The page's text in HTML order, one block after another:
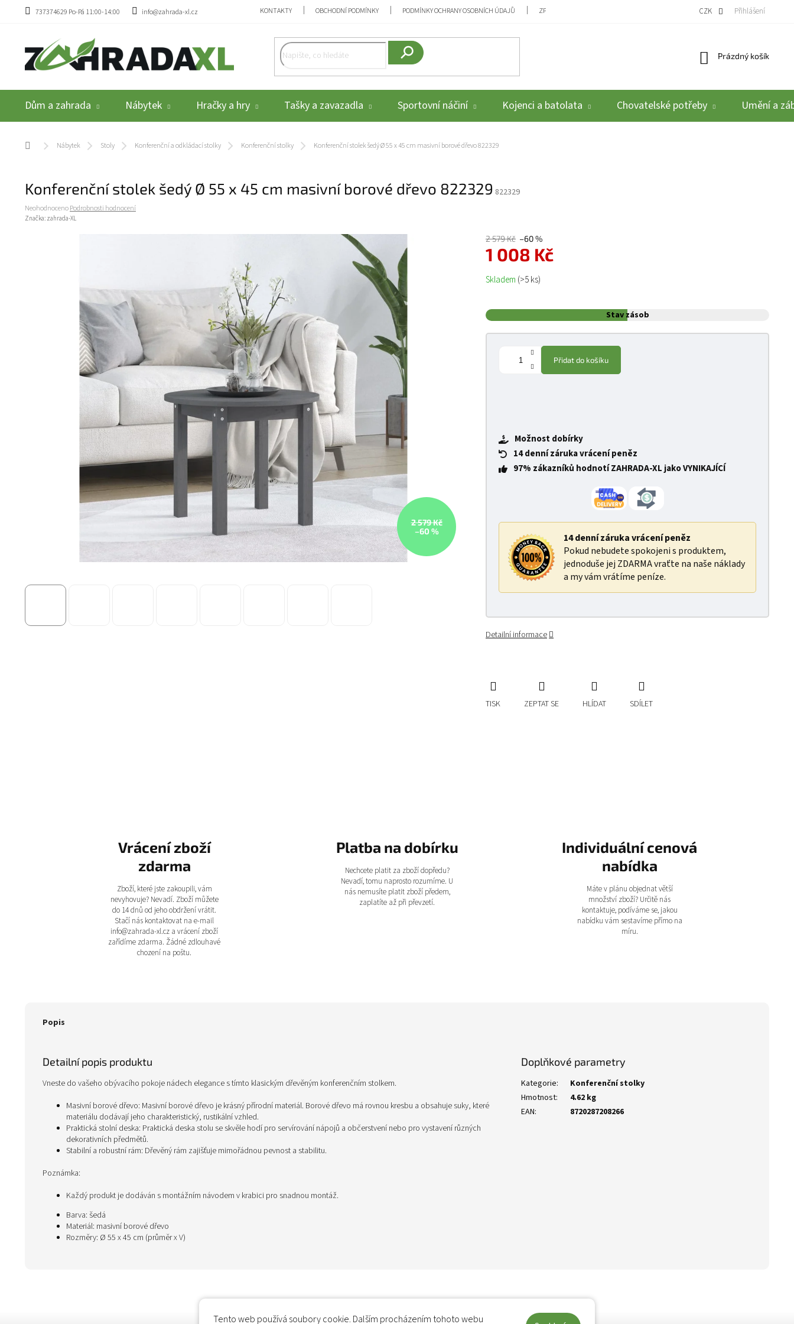
Tento web používá soubory cookie. Dalším procházením tohoto webu
Přejít na obsah
737374629 Po-Pá 11:00-14:00 info@zahrada-xl.cz KONTAKTY OBCHODNÍ PODMÍNKY PODMÍNKY OCHRANY OSOBNÍCH ÚDAJŮ ZPĚTNÝ ODBĚR VYSLOUŽILÝCH ELEKTROZAŘÍZENÍ / BATERIÍ REKLAMACE A
CZK Přihlášení
Nákupní košík
Prázdný košík
Dům a zahrada Nábytek Hračky a hry Tašky a zavazadla Sportovní náčiní Kojenci a batolata Chovatelské potřeby Umění a
Domů Nábytek Stoly Konferenční a odkládací stolky Konferenční stolky Konferenční stolek šedý Ø 55 x 45 cm masivní borové dřevo 822329
Konferenční stolek šedý Ø 55 x 45 cm masivní borové dřevo 822329 822329
Průměrné hodnocení produktu je 0,0 z 5 hvězdiček.
NeohodnocenoPodrobnosti hodnocení
Značka: zahrada-XL
2 579 Kč
–60 %
2 579 Kč –60 %
1 008 Kč
Měrná cena:
Skladem (>5 ks)
Stav zásob
Přidat do košíku
Možnost dobírky
14 denní záruka vrácení peněz
97% zákazníků hodnotí ZAHRADA-XL jako VYNIKAJÍCÍ
14 denní záruka vrácení peněz
Pokud nebudete spokojeni s produktem,
jednoduše jej ZDARMA vraťte na naše náklady
a my vám vrátíme peníze.
Detailní informace
TISK ZEPTAT SE HLÍDAT SDÍLET
Vrácení zboží
zdarma
Zboží, které jste zakoupili, vám
nevyhovuje? Nevadí. Zboží můžete
do 14 dnů od jeho obdržení vrátit.
Stačí nás kontaktovat na e-mail
info@zahrada-xl.cz a vrácení zboží
zařídíme zdarma. Žádné zdlouhavé
chození na poštu.
Platba na dobírku
Nechcete platit za zboží dopředu?
Nevadí, tomu naprosto rozumíme. U
nás nemusíte platit zboží předem,
zaplatíte až při převzetí.
Individuální cenová
nabídka
Máte v plánu objednat větší
množství zboží? Určitě nás
kontaktuje, podíváme se, jakou
nabídku vám sestavíme přímo na
míru.
Popis
Detailní popis produktu
Vneste do vašeho obývacího pokoje nádech elegance s tímto klasickým dřevěným konferenčním stolkem.
Masivní borové dřevo: Masivní borové dřevo je krásný přírodní materiál. Borové dřevo má rovnou kresbu a obsahuje suky, které
materiálu dodávají jeho charakteristický, rustikální vzhled.
Praktická stolní deska: Praktická deska stolu se skvěle hodí pro servírování nápojů a občerstvení nebo pro vystavení různých
dekorativních předmětů.
Stabilní a robustní rám: Dřevěný rám zajišťuje mimořádnou pevnost a stabilitu.
Poznámka:
Každý produkt je dodáván s montážním návodem v krabici pro snadnou montáž.
Barva: šedá
Materiál: masivní borové dřevo
Rozměry: Ø 55 x 45 cm (průměr x V)
Doplňkové parametry
Kategorie:
Konferenční stolky
Hmotnost:
4.62 kg
EAN: 8720287208266